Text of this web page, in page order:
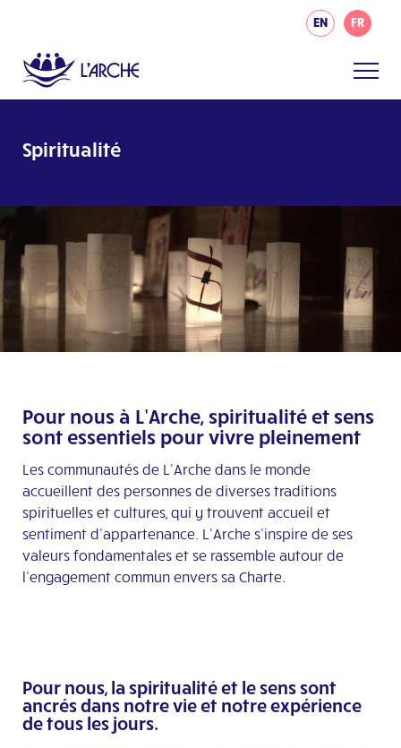
EN FR
Spiritualité
Pour nous à L’Arche, spiritualité et sens
sont essentiels pour vivre pleinement
Les communautés de L’Arche dans le monde
accueillent des personnes de diverses traditions
spirituelles et cultures, qui y trouvent accueil et
sentiment d’appartenance. L’Arche s’inspire de ses
valeurs fondamentales et se rassemble autour de
l’engagement commun envers sa Charte.
Pour nous, la spiritualité et le sens sont
ancrés dans notre vie et notre expérience
de tous les jours.